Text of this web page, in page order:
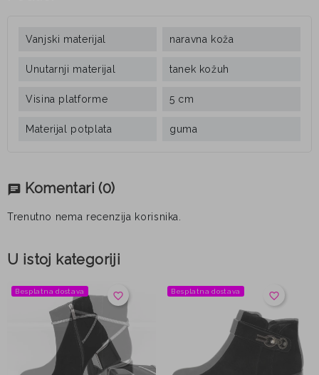
Vanjski materijal naravna koža
Unutarnji materijal tanek kožuh
Visina platforme 5 cm
Materijal potplata guma
chat Komentari (0)
Trenutno nema recenzija korisnika.
U istoj kategoriji
favorite_border
Besplatna dostava favorite_border
Besplatna dostava